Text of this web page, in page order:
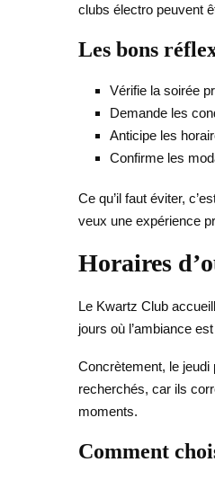
clubs électro peuvent
Les bons
Vérifie la soirée
Demande les
Anticipe les
Confirme les
Ce qu’il faut éviter,
veux une expérience
Horaires
Le Kwartz Club
jours où l’ambiance
Concrètement, le
recherchés, car ils
moments.
Comment